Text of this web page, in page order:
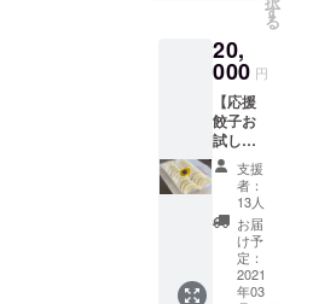
前７個
４） ・
オリジ
ナルス
テッ
カー ・
お礼の
メール
す
る
20,
000 円
【応援
餃子お
試し＋
オリジ
ナルT
シャ
ツ】
コース
・茶び
んの冷
凍餃子
支援
者：
13人
お届
け予
定：
2021
年03